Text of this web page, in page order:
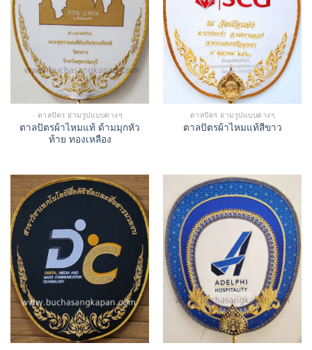
ตาลปัตร ย่ามรูปแบบต่างๆ
ตาลปัตรผ้าไหมแท้ ด้ามมุกหัว
ท้าย ทองเหลือง
ตาลปัตร ย่ามรูปแบบต่างๆ
ตาลปัตรผ้าไหมแท้สีขาว